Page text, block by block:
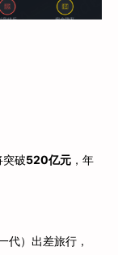
破520亿元 ，年
代）出差旅行，